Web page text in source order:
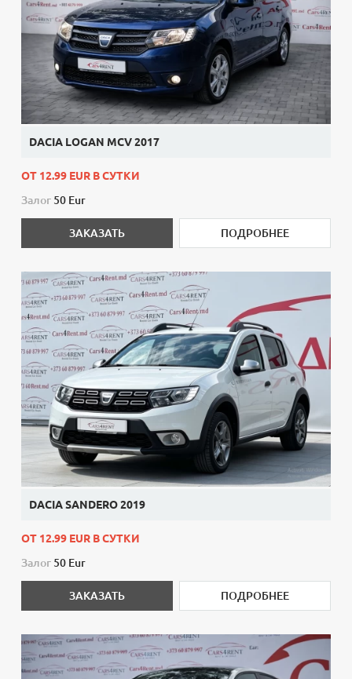
DACIA LOGAN MCV 2017
ОТ 12.99 EUR В СУТКИ
Залог 50 Eur
ЗАКАЗАТЬ ПОДРОБНЕЕ
DACIA SANDERO 2019
ОТ 12.99 EUR В СУТКИ
Залог 50 Eur
ЗАКАЗАТЬ ПОДРОБНЕЕ